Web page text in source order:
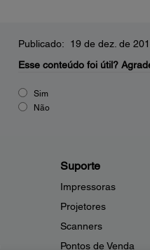
Publicado: 19 de dez. de
Esse conteúdo foi útil?
Sim
Não
Suporte
Impressoras
Projetores
Scanners
Pontos de Venda